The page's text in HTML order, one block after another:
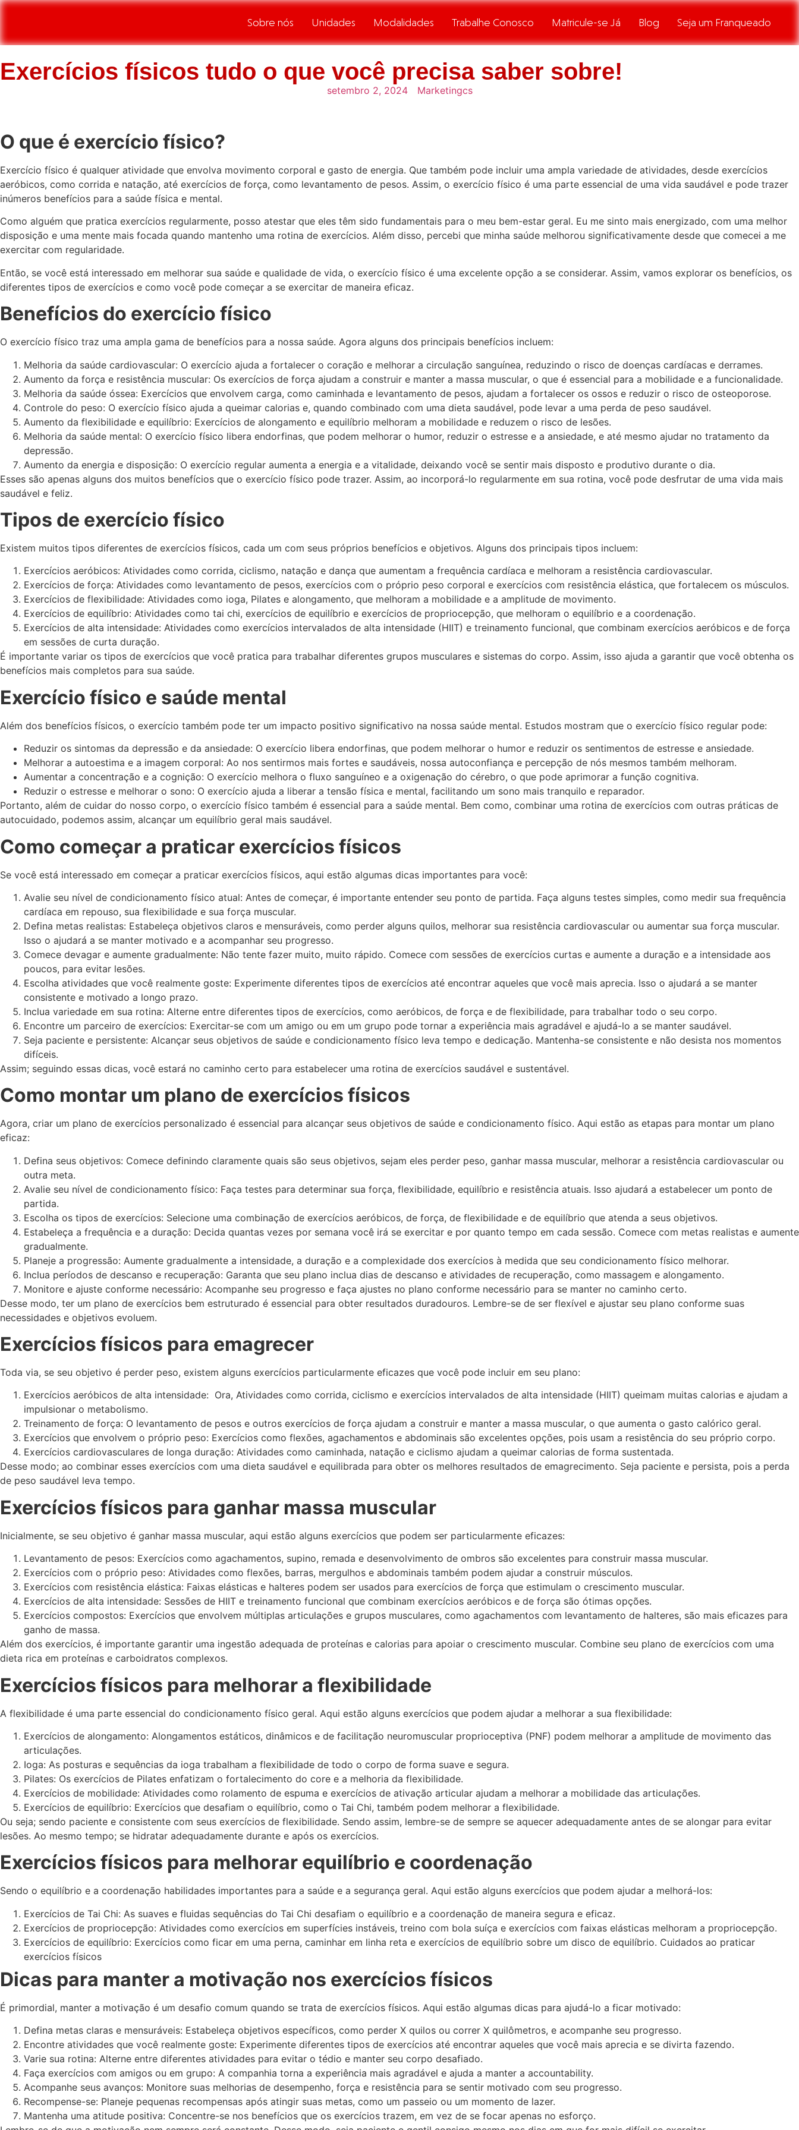
Sobre nós Unidades Modalidades Trabalhe Conosco Matricule-se Já Blog Seja um Franqueado
Exercícios físicos tudo o que você precisa saber sobre!
setembro 2, 2024 Marketingcs
O que é exercício físico?
Exercício físico é qualquer atividade que envolva movimento corporal e gasto de energia. Que também pode incluir uma ampla variedade de atividades, desde exercícios
aeróbicos, como corrida e natação, até exercícios de força, como levantamento de pesos. Assim, o exercício físico é uma parte essencial de uma vida saudável e pode trazer
inúmeros benefícios para a saúde física e mental.
Como alguém que pratica exercícios regularmente, posso atestar que eles têm sido fundamentais para o meu bem-estar geral. Eu me sinto mais energizado, com uma melhor
disposição e uma mente mais focada quando mantenho uma rotina de exercícios. Além disso, percebi que minha saúde melhorou significativamente desde que comecei a me
exercitar com regularidade.
Então, se você está interessado em melhorar sua saúde e qualidade de vida, o exercício físico é uma excelente opção a se considerar. Assim, vamos explorar os benefícios, os
diferentes tipos de exercícios e como você pode começar a se exercitar de maneira eficaz.
Benefícios do exercício físico
O exercício físico traz uma ampla gama de benefícios para a nossa saúde. Agora alguns dos principais benefícios incluem:
Melhoria da saúde cardiovascular: O exercício ajuda a fortalecer o coração e melhorar a circulação sanguínea, reduzindo o risco de doenças cardíacas e derrames.
Aumento da força e resistência muscular: Os exercícios de força ajudam a construir e manter a massa muscular, o que é essencial para a mobilidade e a funcionalidade.
Melhoria da saúde óssea: Exercícios que envolvem carga, como caminhada e levantamento de pesos, ajudam a fortalecer os ossos e reduzir o risco de osteoporose.
Controle do peso: O exercício físico ajuda a queimar calorias e, quando combinado com uma dieta saudável, pode levar a uma perda de peso saudável.
Aumento da flexibilidade e equilíbrio: Exercícios de alongamento e equilíbrio melhoram a mobilidade e reduzem o risco de lesões.
Melhoria da saúde mental: O exercício físico libera endorfinas, que podem melhorar o humor, reduzir o estresse e a ansiedade, e até mesmo ajudar no tratamento da
depressão.
Aumento da energia e disposição: O exercício regular aumenta a energia e a vitalidade, deixando você se sentir mais disposto e produtivo durante o dia.
Esses são apenas alguns dos muitos benefícios que o exercício físico pode trazer. Assim, ao incorporá-lo regularmente em sua rotina, você pode desfrutar de uma vida mais
saudável e feliz.
Tipos de exercício físico
Existem muitos tipos diferentes de exercícios físicos, cada um com seus próprios benefícios e objetivos. Alguns dos principais tipos incluem:
Exercícios aeróbicos: Atividades como corrida, ciclismo, natação e dança que aumentam a frequência cardíaca e melhoram a resistência cardiovascular.
Exercícios de força: Atividades como levantamento de pesos, exercícios com o próprio peso corporal e exercícios com resistência elástica, que fortalecem os músculos.
Exercícios de flexibilidade: Atividades como ioga, Pilates e alongamento, que melhoram a mobilidade e a amplitude de movimento.
Exercícios de equilíbrio: Atividades como tai chi, exercícios de equilíbrio e exercícios de propriocepção, que melhoram o equilíbrio e a coordenação.
Exercícios de alta intensidade: Atividades como exercícios intervalados de alta intensidade (HIIT) e treinamento funcional, que combinam exercícios aeróbicos e de força
em sessões de curta duração.
É importante variar os tipos de exercícios que você pratica para trabalhar diferentes grupos musculares e sistemas do corpo. Assim, isso ajuda a garantir que você obtenha os
benefícios mais completos para sua saúde.
Exercício físico e saúde mental
Além dos benefícios físicos, o exercício também pode ter um impacto positivo significativo na nossa saúde mental. Estudos mostram que o exercício físico regular pode:
Reduzir os sintomas da depressão e da ansiedade: O exercício libera endorfinas, que podem melhorar o humor e reduzir os sentimentos de estresse e ansiedade.
Melhorar a autoestima e a imagem corporal: Ao nos sentirmos mais fortes e saudáveis, nossa autoconfiança e percepção de nós mesmos também melhoram.
Aumentar a concentração e a cognição: O exercício melhora o fluxo sanguíneo e a oxigenação do cérebro, o que pode aprimorar a função cognitiva.
Reduzir o estresse e melhorar o sono: O exercício ajuda a liberar a tensão física e mental, facilitando um sono mais tranquilo e reparador.
Portanto, além de cuidar do nosso corpo, o exercício físico também é essencial para a saúde mental. Bem como, combinar uma rotina de exercícios com outras práticas de
autocuidado, podemos assim, alcançar um equilíbrio geral mais saudável.
Como começar a praticar exercícios físicos
Se você está interessado em começar a praticar exercícios físicos, aqui estão algumas dicas importantes para você:
Avalie seu nível de condicionamento físico atual: Antes de começar, é importante entender seu ponto de partida. Faça alguns testes simples, como medir sua frequência
cardíaca em repouso, sua flexibilidade e sua força muscular.
Defina metas realistas: Estabeleça objetivos claros e mensuráveis, como perder alguns quilos, melhorar sua resistência cardiovascular ou aumentar sua força muscular.
Isso o ajudará a se manter motivado e a acompanhar seu progresso.
Comece devagar e aumente gradualmente: Não tente fazer muito, muito rápido. Comece com sessões de exercícios curtas e aumente a duração e a intensidade aos
poucos, para evitar lesões.
Escolha atividades que você realmente goste: Experimente diferentes tipos de exercícios até encontrar aqueles que você mais aprecia. Isso o ajudará a se manter
consistente e motivado a longo prazo.
Inclua variedade em sua rotina: Alterne entre diferentes tipos de exercícios, como aeróbicos, de força e de flexibilidade, para trabalhar todo o seu corpo.
Encontre um parceiro de exercícios: Exercitar-se com um amigo ou em um grupo pode tornar a experiência mais agradável e ajudá-lo a se manter saudável.
Seja paciente e persistente: Alcançar seus objetivos de saúde e condicionamento físico leva tempo e dedicação. Mantenha-se consistente e não desista nos momentos
difíceis.
Assim; seguindo essas dicas, você estará no caminho certo para estabelecer uma rotina de exercícios saudável e sustentável.
Como montar um plano de exercícios físicos
Agora, criar um plano de exercícios personalizado é essencial para alcançar seus objetivos de saúde e condicionamento físico. Aqui estão as etapas para montar um plano
eficaz:
Defina seus objetivos: Comece definindo claramente quais são seus objetivos, sejam eles perder peso, ganhar massa muscular, melhorar a resistência cardiovascular ou
outra meta.
Avalie seu nível de condicionamento físico: Faça testes para determinar sua força, flexibilidade, equilíbrio e resistência atuais. Isso ajudará a estabelecer um ponto de
partida.
Escolha os tipos de exercícios: Selecione uma combinação de exercícios aeróbicos, de força, de flexibilidade e de equilíbrio que atenda a seus objetivos.
Estabeleça a frequência e a duração: Decida quantas vezes por semana você irá se exercitar e por quanto tempo em cada sessão. Comece com metas realistas e aumente
gradualmente.
Planeje a progressão: Aumente gradualmente a intensidade, a duração e a complexidade dos exercícios à medida que seu condicionamento físico melhorar.
Inclua períodos de descanso e recuperação: Garanta que seu plano inclua dias de descanso e atividades de recuperação, como massagem e alongamento.
Monitore e ajuste conforme necessário: Acompanhe seu progresso e faça ajustes no plano conforme necessário para se manter no caminho certo.
Desse modo, ter um plano de exercícios bem estruturado é essencial para obter resultados duradouros. Lembre-se de ser flexível e ajustar seu plano conforme suas
necessidades e objetivos evoluem.
Exercícios físicos para emagrecer
Toda via, se seu objetivo é perder peso, existem alguns exercícios particularmente eficazes que você pode incluir em seu plano:
Exercícios aeróbicos de alta intensidade: Ora, Atividades como corrida, ciclismo e exercícios intervalados de alta intensidade (HIIT) queimam muitas calorias e ajudam a
impulsionar o metabolismo.
Treinamento de força: O levantamento de pesos e outros exercícios de força ajudam a construir e manter a massa muscular, o que aumenta o gasto calórico geral.
Exercícios que envolvem o próprio peso: Exercícios como flexões, agachamentos e abdominais são excelentes opções, pois usam a resistência do seu próprio corpo.
Exercícios cardiovasculares de longa duração: Atividades como caminhada, natação e ciclismo ajudam a queimar calorias de forma sustentada.
Desse modo; ao combinar esses exercícios com uma dieta saudável e equilibrada para obter os melhores resultados de emagrecimento. Seja paciente e persista, pois a perda
de peso saudável leva tempo.
Exercícios físicos para ganhar massa muscular
Inicialmente, se seu objetivo é ganhar massa muscular, aqui estão alguns exercícios que podem ser particularmente eficazes:
Levantamento de pesos: Exercícios como agachamentos, supino, remada e desenvolvimento de ombros são excelentes para construir massa muscular.
Exercícios com o próprio peso: Atividades como flexões, barras, mergulhos e abdominais também podem ajudar a construir músculos.
Exercícios com resistência elástica: Faixas elásticas e halteres podem ser usados para exercícios de força que estimulam o crescimento muscular.
Exercícios de alta intensidade: Sessões de HIIT e treinamento funcional que combinam exercícios aeróbicos e de força são ótimas opções.
Exercícios compostos: Exercícios que envolvem múltiplas articulações e grupos musculares, como agachamentos com levantamento de halteres, são mais eficazes para
ganho de massa.
Além dos exercícios, é importante garantir uma ingestão adequada de proteínas e calorias para apoiar o crescimento muscular. Combine seu plano de exercícios com uma
dieta rica em proteínas e carboidratos complexos.
Exercícios físicos para melhorar a flexibilidade
A flexibilidade é uma parte essencial do condicionamento físico geral. Aqui estão alguns exercícios que podem ajudar a melhorar a sua flexibilidade:
Exercícios de alongamento: Alongamentos estáticos, dinâmicos e de facilitação neuromuscular proprioceptiva (PNF) podem melhorar a amplitude de movimento das
articulações.
Ioga: As posturas e sequências da ioga trabalham a flexibilidade de todo o corpo de forma suave e segura.
Pilates: Os exercícios de Pilates enfatizam o fortalecimento do core e a melhoria da flexibilidade.
Exercícios de mobilidade: Atividades como rolamento de espuma e exercícios de ativação articular ajudam a melhorar a mobilidade das articulações.
Exercícios de equilíbrio: Exercícios que desafiam o equilíbrio, como o Tai Chi, também podem melhorar a flexibilidade.
Ou seja; sendo paciente e consistente com seus exercícios de flexibilidade. Sendo assim, lembre-se de sempre se aquecer adequadamente antes de se alongar para evitar
lesões. Ao mesmo tempo; se hidratar adequadamente durante e após os exercícios.
Exercícios físicos para melhorar equilíbrio e coordenação
Sendo o equilíbrio e a coordenação habilidades importantes para a saúde e a segurança geral. Aqui estão alguns exercícios que podem ajudar a melhorá-los:
Exercícios de Tai Chi: As suaves e fluidas sequências do Tai Chi desafiam o equilíbrio e a coordenação de maneira segura e eficaz.
Exercícios de propriocepção: Atividades como exercícios em superfícies instáveis, treino com bola suíça e exercícios com faixas elásticas melhoram a propriocepção.
Exercícios de equilíbrio: Exercícios como ficar em uma perna, caminhar em linha reta e exercícios de equilíbrio sobre um disco de equilíbrio. Cuidados ao praticar
exercícios físicos
Dicas para manter a motivação nos exercícios físicos
É primordial, manter a motivação é um desafio comum quando se trata de exercícios físicos. Aqui estão algumas dicas para ajudá-lo a ficar motivado:
Defina metas claras e mensuráveis: Estabeleça objetivos específicos, como perder X quilos ou correr X quilômetros, e acompanhe seu progresso.
Encontre atividades que você realmente goste: Experimente diferentes tipos de exercícios até encontrar aqueles que você mais aprecia e se divirta fazendo.
Varie sua rotina: Alterne entre diferentes atividades para evitar o tédio e manter seu corpo desafiado.
Faça exercícios com amigos ou em grupo: A companhia torna a experiência mais agradável e ajuda a manter a accountability.
Acompanhe seus avanços: Monitore suas melhorias de desempenho, força e resistência para se sentir motivado com seu progresso.
Recompense-se: Planeje pequenas recompensas após atingir suas metas, como um passeio ou um momento de lazer.
Mantenha uma atitude positiva: Concentre-se nos benefícios que os exercícios trazem, em vez de se focar apenas no esforço.